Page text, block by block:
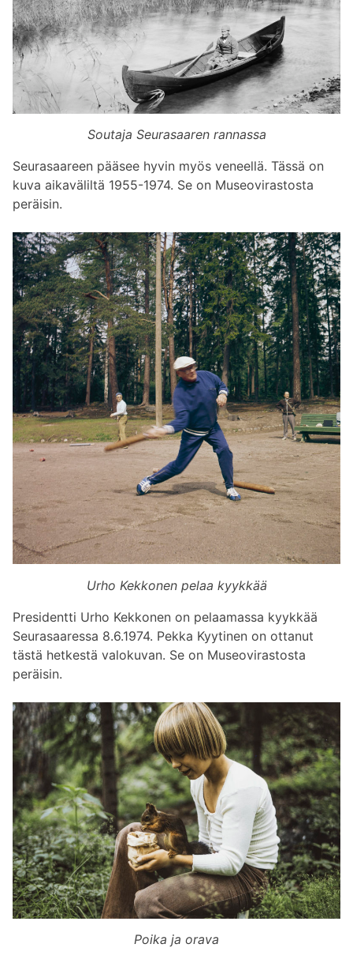
Soutaja Seurasaaren rannassa
Seurasaareen pääsee hyvin myös veneellä. Tässä on
kuva aikaväliltä 1955-1974. Se on Museovirastosta
peräisin.
Urho Kekkonen pelaa kyykkää
Presidentti Urho Kekkonen on pelaamassa kyykkää
Seurasaaressa 8.6.1974. Pekka Kyytinen on ottanut
tästä hetkestä valokuvan. Se on Museovirastosta
peräisin.
Poika ja orava